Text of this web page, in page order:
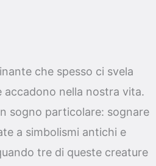
che spesso ci svela
nella nostra vita.
sogno particolare: sognare
a simbolismi antichi e
tre di queste creature